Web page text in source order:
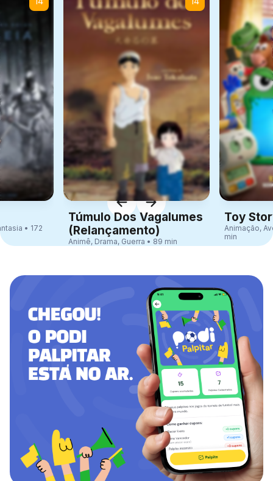
• 172
Túmulo Dos Vagalumes
(Relançamento)
Animê, Drama, Guerra • 89 min
Toy
Animação,
min